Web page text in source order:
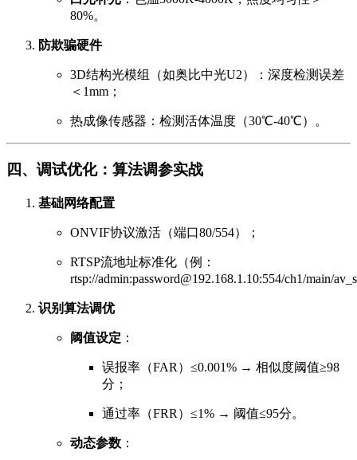
80%。
防欺骗硬件
3D结构光模组（如奥比中光U2）：深度检测误差
＜1mm；
热成像传感器：检测活体温度（30℃-40℃）。
四、调试优化：算法调参实战
基础网络配置
ONVIF协议激活（端口80/554）；
RTSP流地址标准化（例：
rtsp://admin:password@192.168.1.10:554/ch1/main/
识别算法调优
阈值设定 ：
误报率（FAR）≤0.001% → 相似度阈值≥98
分；
通过率（FRR）≤1% → 阈值≤95分。
动态参数 ：